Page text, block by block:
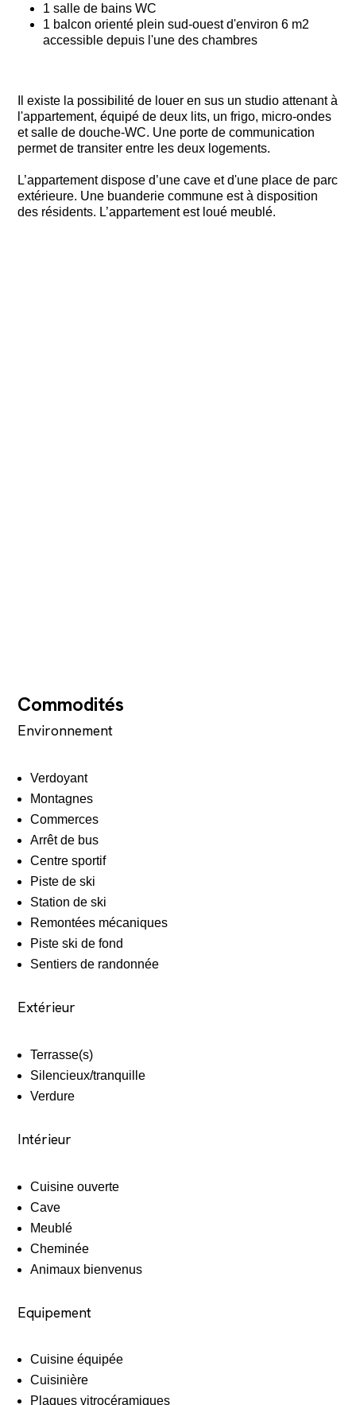
1 salle de bains WC
1 balcon orienté plein sud-ouest d'environ 6 m2
accessible depuis l'une des chambres
Il existe la possibilité de louer en sus un studio attenant à
l'appartement, équipé de deux lits, un frigo, micro-ondes
et salle de douche-WC. Une porte de communication
permet de transiter entre les deux logements.
L’appartement dispose d’une cave et d'une place de parc
extérieure. Une buanderie commune est à disposition
des résidents. L’appartement est loué meublé.
Commodités
Environnement
Verdoyant
Montagnes
Commerces
Arrêt de bus
Centre sportif
Piste de ski
Station de ski
Remontées mécaniques
Piste ski de fond
Sentiers de randonnée
Extérieur
Terrasse(s)
Silencieux/tranquille
Verdure
Intérieur
Cuisine ouverte
Cave
Meublé
Cheminée
Animaux bienvenus
Equipement
Cuisine équipée
Cuisinière
Plaques vitrocéramiques